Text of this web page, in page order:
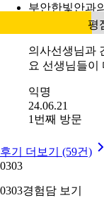
부안한빛안과
평
의사선생님과
요 선생님들이
익명
24.06.21
1번째 방문
후기 더보기 (59건)
0303
0303경험담 보기